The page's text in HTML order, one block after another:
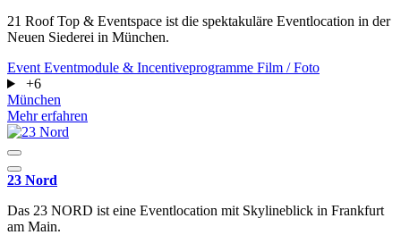
21 Roof Top & Eventspace ist die spektakuläre Eventlocation in der
Neuen Siederei in München.
Event Eventmodule & Incentiveprogramme Film / Foto
+6
München
Mehr erfahren
23 Nord
Das 23 NORD ist eine Eventlocation mit Skylineblick in Frankfurt
am Main.